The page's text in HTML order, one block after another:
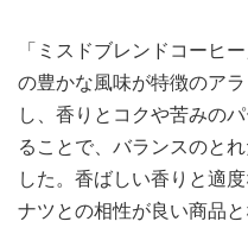
「ミスドブレンドコーヒ
の豊かな風味が特徴のア
し、香りとコクや苦みの
ることで、バランスのと
した。香ばしい香りと適
ナツとの相性が良い商品と